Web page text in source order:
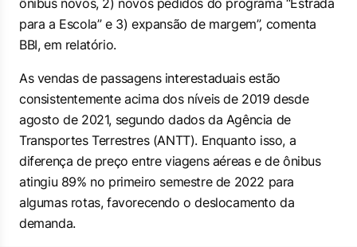
ônibus novos, 2) novos pedidos do programa “Estrada
para a Escola” e 3) expansão de margem”, comenta
BBI, em relatório.
As vendas de passagens interestaduais estão
consistentemente acima dos níveis de 2019 desde
agosto de 2021, segundo dados da Agência de
Transportes Terrestres (ANTT). Enquanto isso, a
diferença de preço entre viagens aéreas e de ônibus
atingiu 89% no primeiro semestre de 2022 para
algumas rotas, favorecendo o deslocamento da
demanda.